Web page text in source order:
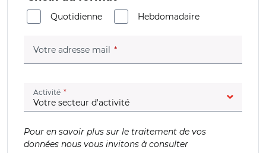
Quotidienne
Hebdomadaire
Votre adresse mail (champ obligatoire)
Activité (champ obligatoire)
Pour en savoir plus sur le traitement de vos
données nous vous invitons à consulter